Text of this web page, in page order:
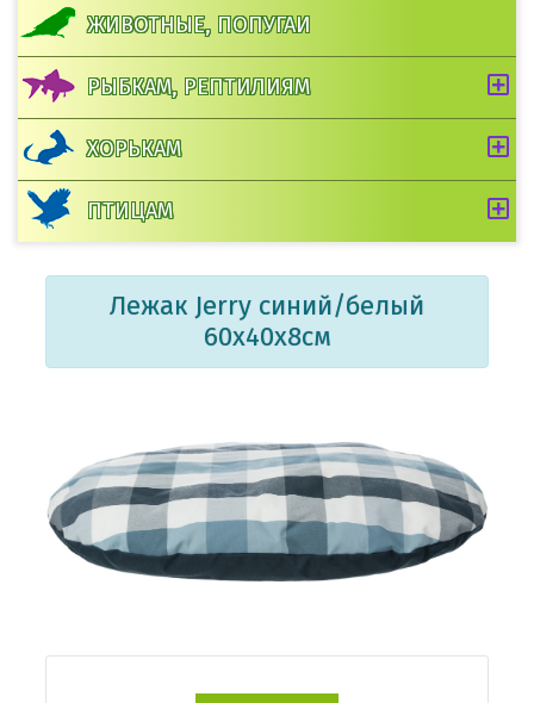
ЖИВОТНЫЕ, ПОПУГАИ
РЫБКАМ, РЕПТИЛИЯМ
ХОРЬКАМ
ПТИЦАМ
Лежак Jerry синий/белый
60х40х8см